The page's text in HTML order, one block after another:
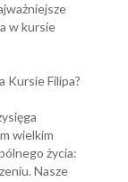
w kursie
Kursie Filipa?
wielkim
życia:
Nasze